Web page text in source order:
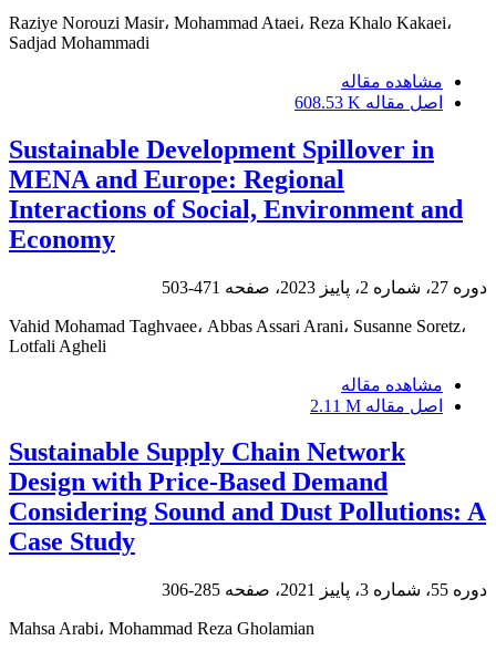
Raziye Norouzi Masir، Mohammad Ataei، Reza Khalo Kakaei،
Sadjad Mohammadi
مشاهده مقاله
اصل مقاله 608.53 K
Sustainable Development Spillover in
MENA and Europe: Regional
Interactions of Social, Environment and
Economy
دوره 27، شماره 2، پاییز 2023، صفحه 471-503
Vahid Mohamad Taghvaee، Abbas Assari Arani، Susanne Soretz،
Lotfali Agheli
مشاهده مقاله
اصل مقاله 2.11 M
Sustainable Supply Chain Network
Design with Price-Based Demand
Considering Sound and Dust Pollutions: A
Case Study
دوره 55، شماره 3، پاییز 2021، صفحه 285-306
Mahsa Arabi، Mohammad Reza Gholamian